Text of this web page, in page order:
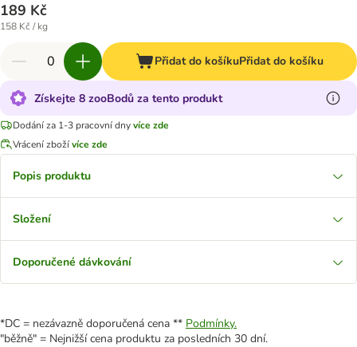
189 Kč
158 Kč / kg
Přidat do košíkuPřidat do košíku
Získejte 8 zooBodů za tento produkt
Dodání za 1-3 pracovní dnyvíce zde
Vrácení zbožívíce zde
Popis produktu
Složení
Doporučené dávkování
*DC = nezávazně doporučená cena ** Podmínky.
"běžně" = Nejnižší cena produktu za posledních 30 dní.